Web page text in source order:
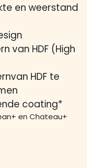
en weerstand
van HDF (High
HDF te
coating*
en Chateau+